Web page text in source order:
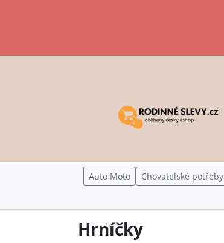
Auto Moto Chovatelské potřeby
Hrníčky